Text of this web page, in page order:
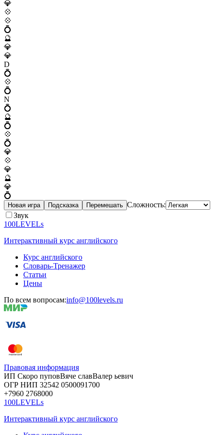
💎
💠
💠
💍
🔮
💎
💎
D
💍
💠
💍
N
💍
🔮
💍
💠
💍
💎
💠
💎
🔮
💎
💍
Новая игра Подсказка Перемешать Сложность:
Звук
100LEVELs
Интерактивный курс английского
Курс английского
Словарь-Тренажер
Статьи
Цены
По всем вопросам:info@100levels.ru
Правовая информация
ИП Скоро пуповВяче славВалер ьевич
ОГР НИП 32542 0500091700
+7960 2768000
100LEVELs
Интерактивный курс английского